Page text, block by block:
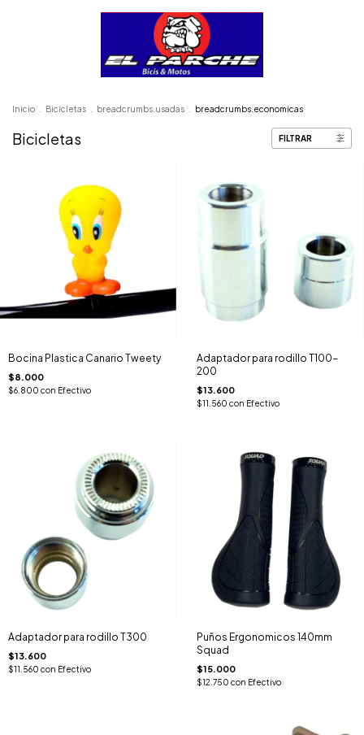
Inicio Bicicletas breadcrumbs.usadas breadcrumbs.economicas
Bicicletas FILTRAR
Bocina Plastica Canario Tweety
$8.000
$6.800 con Efectivo
Adaptador para rodillo T100-
200
$13.600
$11.560 con Efectivo
Adaptador para rodillo T300
$13.600
$11.560 con Efectivo
Puños Ergonomicos 140mm
Squad
$15.000
$12.750 con Efectivo